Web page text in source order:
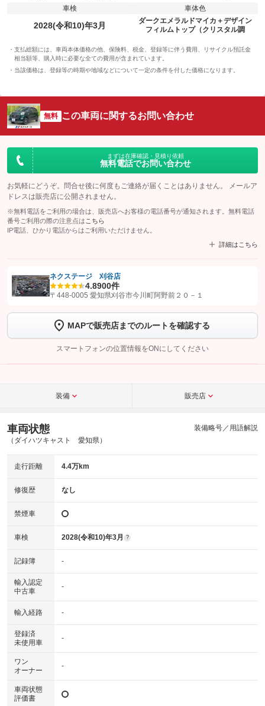
車検
2028(令和10)年3月
車体色
ダークエメラルドマイカ＋デザイン
フィルムトップ（クリスタル調
支払総額には、車両本体価格の他、保険料、税金、登録等に伴う費用、リサイクル預託金
相当額等、購入時に必要な全ての費用が含まれています。
当該価格は、登録等の時期や地域などについて一定の条件を付した価格になります。
無料 この車両に関するお問い合わせ
まずは在庫確認・見積り依頼
無料電話でお問い合わせ
お気軽にどうぞ。問合せ後に何度もご連絡が届くことはありません。 メールア
ドレスは販売店に公開されません。
※無料電話をご利用の場合は、販売店へお客様の電話番号が通知されます。無料電話
番号ご利用の際の注意点は こちら
IP電話、ひかり電話からはご利用いただけません。
詳細はこちら
【STEP1】認証画面でグーネットを友だち追加してから「許可する」ボタンを押
トーク画面で
ボタンをタップして問い合わせを
完了してください。
こちら
ネクステージ 刈谷店
4.8900件
〒448-0005 愛知県刈谷市今川町阿野前２０－１
MAPで販売店までのルートを確認する
スマートフォンの位置情報をONにしてください
装備 販売店
車両状態
（ダイハツキャスト 愛知県）
装備略号／用語解説
走行距離 4.4万km
修復歴 なし
禁煙車
車検 2028(令和10)年3月 ?
記録簿 -
輸入認定
中古車
-
輸入経路 -
登録済
未使用車
-
ワン
オーナー
-
車両状態
評価書